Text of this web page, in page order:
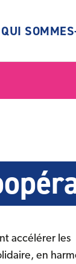
QUI
accélérer les
en